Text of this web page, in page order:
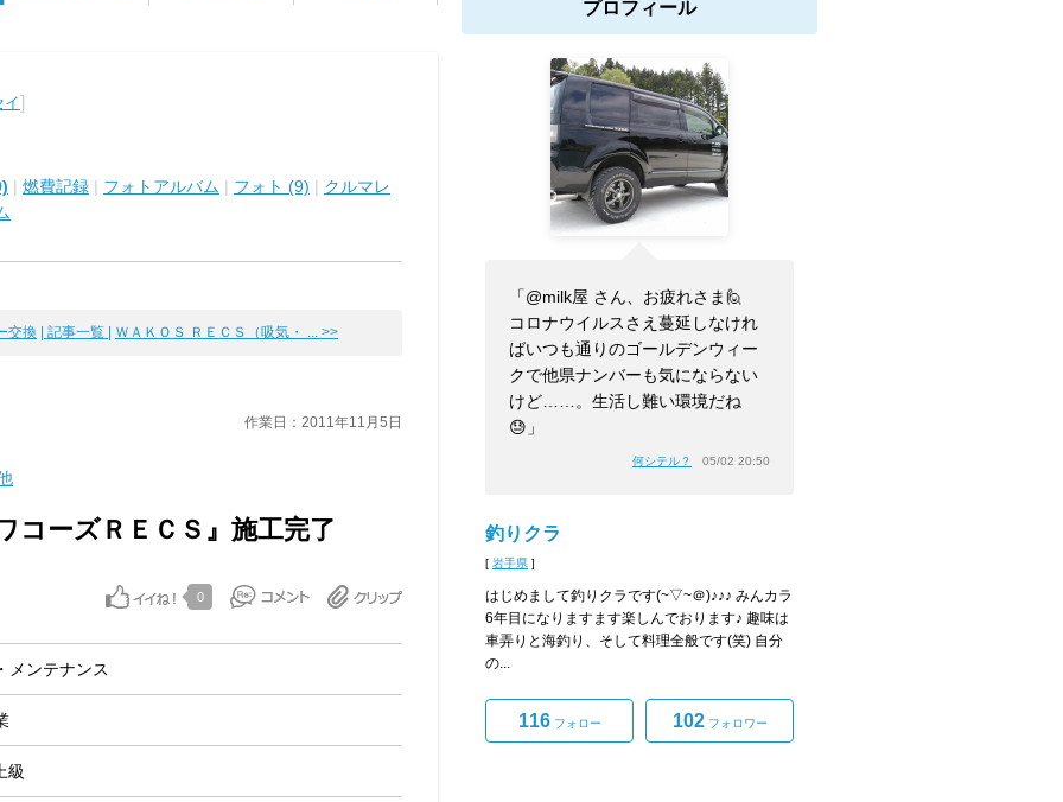
]
| 燃費記録 | フォトアルバム | フォト (9) | クルマレ
交換 | 記事一覧 | ＷＡＫＯＳ ＲＥＣＳ（吸気・ ... >>
作業日：2011年11月5日
コーズＲＥＣＳ』施工完了
0
メンテナンス
級
プロフィール
「@milk屋 さん、お疲れさま🙋
コロナウイルスさえ蔓延しなけれ
ばいつも通りのゴールデンウィー
クで他県ナンバーも気にならない
けど……。生活し難い環境だね
😓」
何シテル？ 05/02 20:50
釣りクラ
[ 岩手県 ]
はじめまして釣りクラです(~▽~＠)♪♪♪ みんカラ
6年目になりますます楽しんでおります♪ 趣味は
車弄りと海釣り、そして料理全般です(笑) 自分
の...
116フォロー 102フォロワー